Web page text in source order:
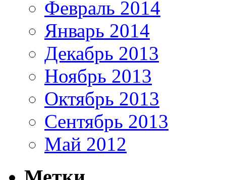
Февраль 2014
Январь 2014
Декабрь 2013
Ноябрь 2013
Октябрь 2013
Сентябрь 2013
Май 2012